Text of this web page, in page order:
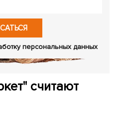
персональных данных
считают